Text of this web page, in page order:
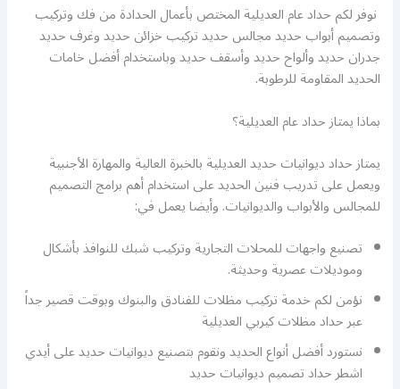
نوفر لكم حداد عام العديلية المختص بأعمال الحدادة من فك وتركيب
وتصميم أبواب حديد مجالس حديد تركيب خزائن حديد وغرف حديد
جدران حديد وألواح حديد وأسقف حديد وباستخدام أفضل خامات
الحديد المقاومة للرطوبة.
بماذا يمتاز حداد عام العديلية؟
يمتاز حداد ديوانيات حديد العديلية بالخبرة العالية والمهارة الأجنبية
ويعمل على تدريب فنين الحديد على استخدام أهم برامج التصميم
للمجالس والأبواب والديوانيات. وأيضا يعمل في:
تصنيع واجهات للمحلات التجارية وتركيب شبك للنوافذ بأشكال
وموديلات عصرية وحديثة.
نؤمن لكم خدمة تركيب مظلات للفنادق والبنوك وبوقت قصير جداً
عبر حداد مظلات كيربي العديلية
نستورد أفضل أنواع الحديد ونقوم بتصنيع ديوانيات حديد على أيدي
اشطر حداد تصميم ديوانيات حديد